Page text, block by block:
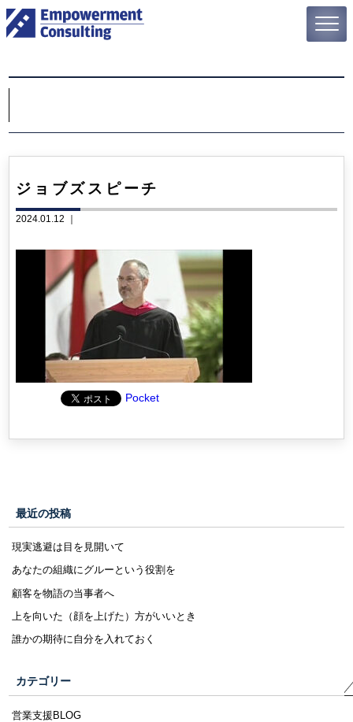
ジョブズスピーチ
2024.01.12 ｜
Pocket
最近の投稿
現実逃避は目を見開いて
あなたの組織にグルーという役割を
顧客を物語の当事者へ
上を向いた（顔を上げた）方がいいとき
誰かの期待に自分を入れておく
カテゴリー
営業支援BLOG